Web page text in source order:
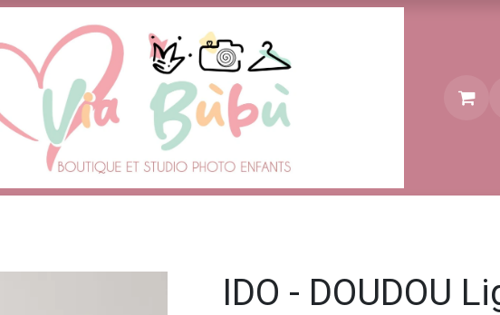
IDO - DOUDOU